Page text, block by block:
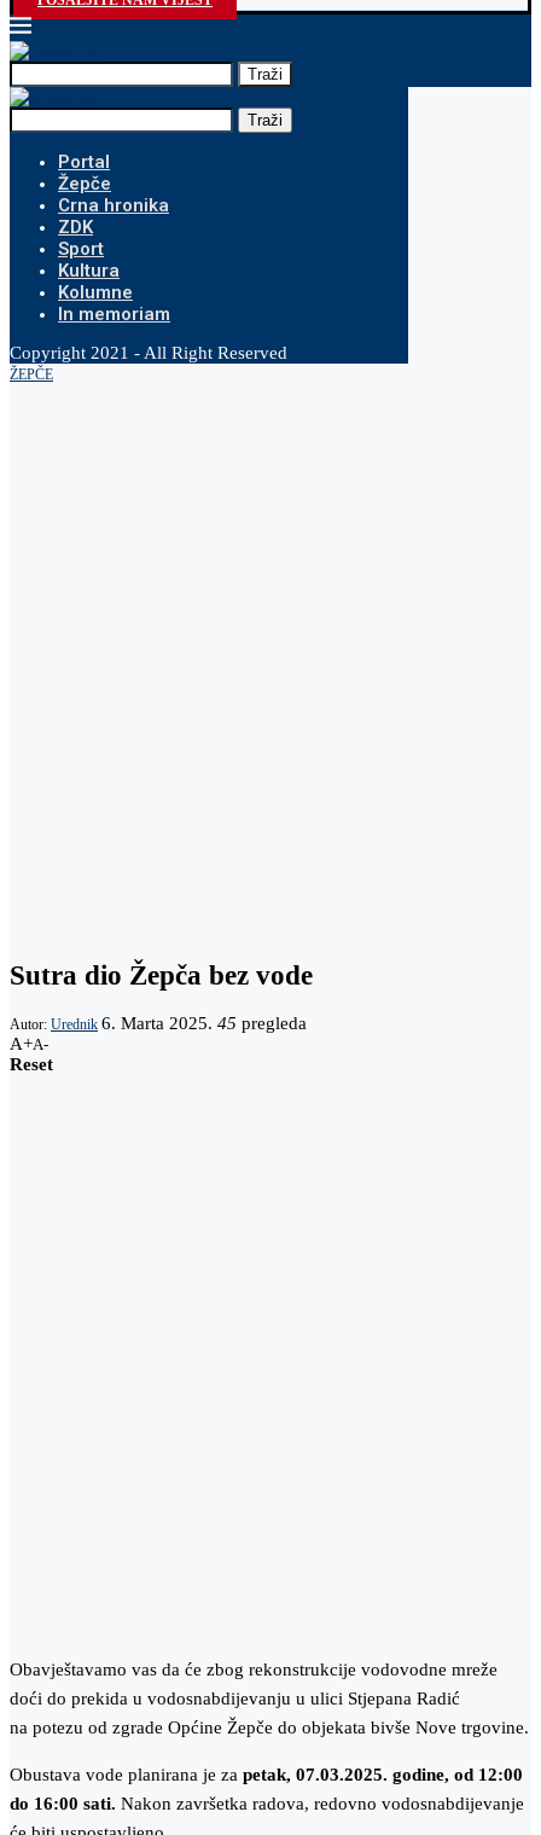
Traži
Traži
Portal
Žepče
Crna hronika
ZDK
Sport
Kultura
Kolumne
In memoriam
Copyright 2021 - All Right Reserved
ŽEPČE
Sutra dio Žepča bez vode
Autor: Urednik 6. Marta 2025. 45 pregleda
A+A-
Reset
Obavještavamo vas da će zbog rekonstrukcije vodovodne mreže
doći do prekida u vodosnabdijevanju u ulici Stjepana Radić
na potezu od zgrade Općine Žepče do objekata bivše Nove trgovine.
Obustava vode planirana je za petak, 07.03.2025. godine, od 12:00
do 16:00 sati. Nakon završetka radova, redovno vodosnabdijevanje